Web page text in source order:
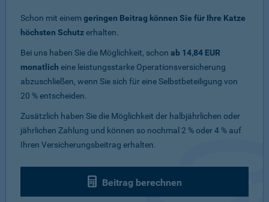
Schon mit einemgeringen Beitrag können Sie für Ihre Katze
höchsten Schutzerhalten.
Bei uns haben Sie die Möglichkeit, schon ab 14,84 EUR
monatlich eine leistungsstarke Operationsversicherung
abzuschließen, wenn Sie sich für eine Selbstbeteiligung von
20 % entscheiden.
Zusätzlich haben Sie die Möglichkeit der halbjährlichen oder
jährlichen Zahlung und können so nochmal 2 % oder 4 % auf
Ihren Versicherungsbeitrag erhalten.
Beitrag berechnen